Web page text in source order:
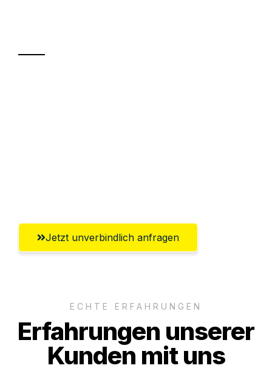
Jetzt unverbindlich anfragen
ECHTE ERFAHRUNGEN
Erfahrungen unserer
Kunden mit uns